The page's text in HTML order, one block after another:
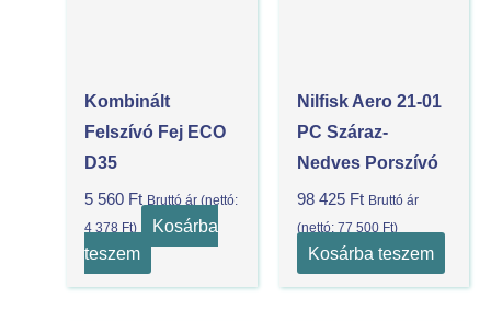
Kombinált
Felszívó Fej ECO
D35
5 560 Ft Bruttó ár (nettó:
4 378 Ft)
Kosárba
teszem
Nilfisk Aero 21-01
PC Száraz-
Nedves Porszívó
98 425 Ft Bruttó ár
(nettó: 77 500 Ft)
Kosárba teszem